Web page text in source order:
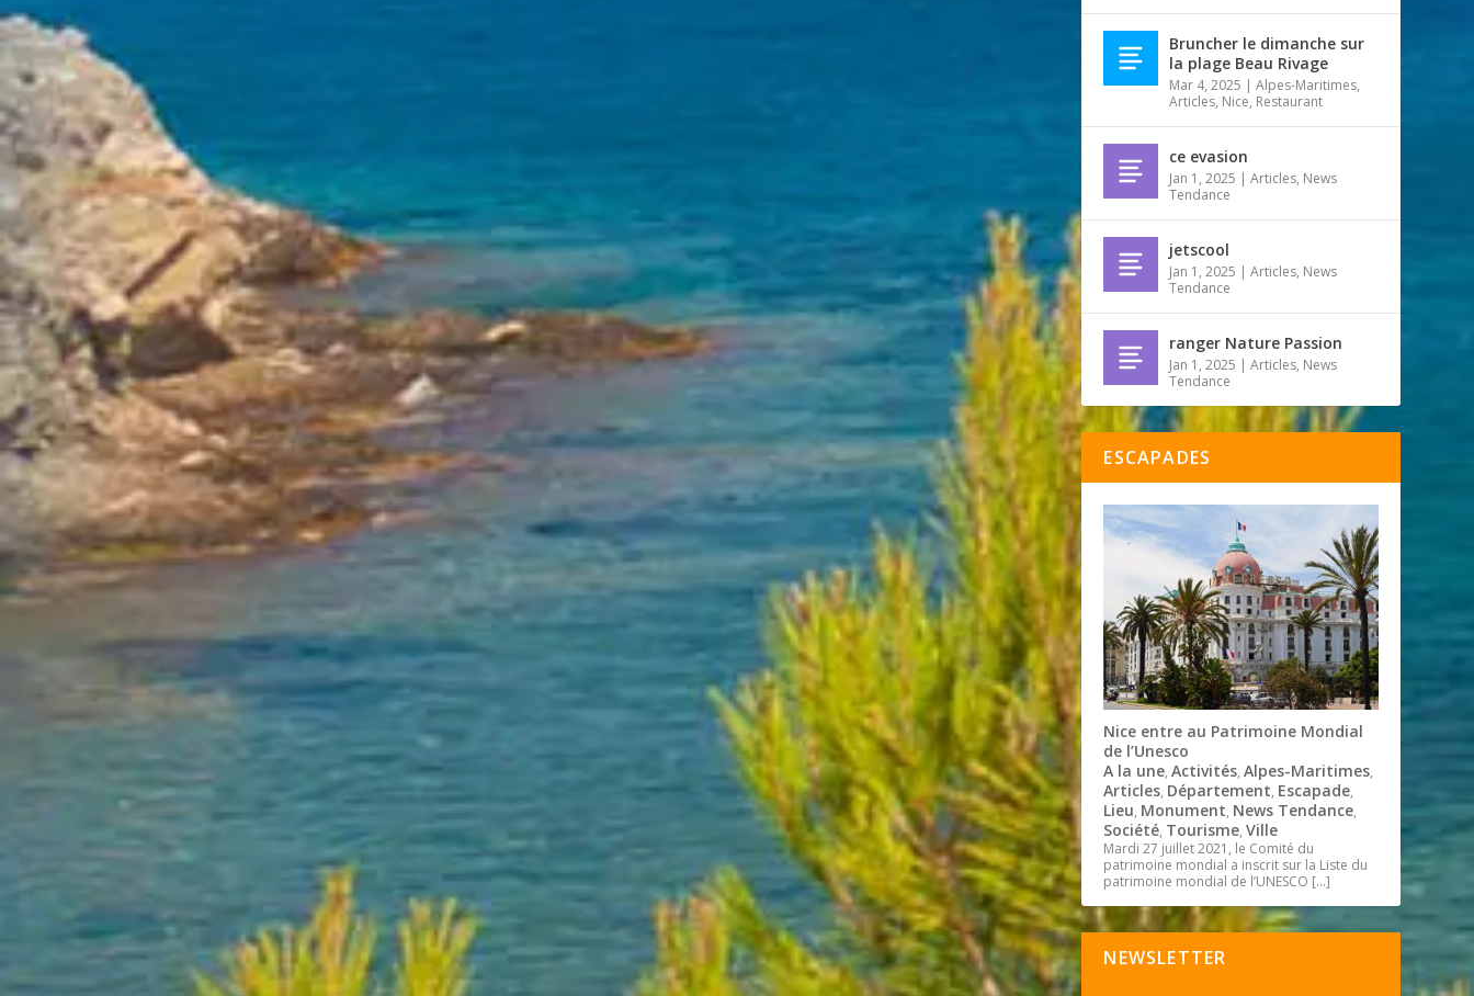
Bruncher le dimanche sur
la plage Beau Rivage
Mar 4, 2025 |Alpes-Maritimes,
Articles, Nice, Restaurant
ce evasion
Jan 1, 2025 |Articles, News
Tendance
jetscool
Jan 1, 2025 |Articles, News
Tendance
ranger Nature Passion
Jan 1, 2025 |Articles, News
Tendance
ESCAPADES
Nice entre au Patrimoine Mondial
de l’Unesco
A la une,Activités,Alpes-Maritimes,
Articles, Département, Escapade,
Lieu, Monument, News Tendance,
Société, Tourisme,Ville
Mardi 27 juillet 2021, le Comité du
patrimoine mondial a inscrit sur la Liste du
patrimoine mondial de l’UNESCO […]
NEWSLETTER